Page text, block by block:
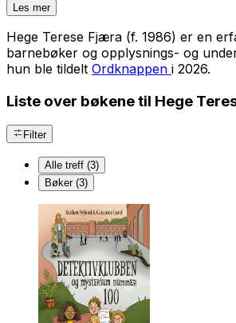
Les mer
Hege Terese Fjæra (f. 1986) er en
barnebøker og opplysnings- og
hun ble tildelt Ordknappen i 2026.
Liste over bøkene til Hege
Filter
Alle treff (3)
Bøker (3)